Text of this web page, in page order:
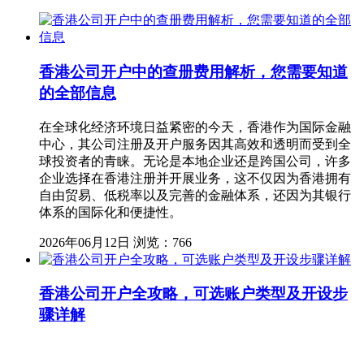
香港公司开户中的查册费用解析，您需要知道
的全部信息
在全球化经济环境日益紧密的今天，香港作为国际金融
中心，其公司注册及开户服务因其高效和透明而受到全
球投资者的青睐。无论是本地企业还是跨国公司，许多
企业选择在香港注册并开展业务，这不仅因为香港拥有
自由贸易、低税率以及完善的金融体系，还因为其银行
体系的国际化和便捷性。
2026年06月12日 浏览：766
香港公司开户全攻略，可选账户类型及开设步
骤详解